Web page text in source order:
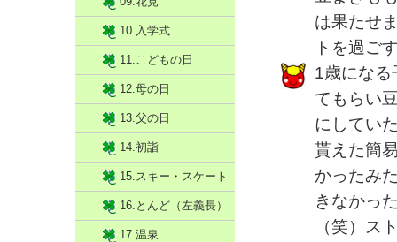
は果たせ
トを過ご
1歳になる
てもらい
にしてい
貰えた簡
かったみ
きなかっ
（笑）ス
10.入学式
11.こどもの日
12.母の日
13.父の日
14.初詣
15.スキー・スケート
16.とんど（左義長）
17.温泉